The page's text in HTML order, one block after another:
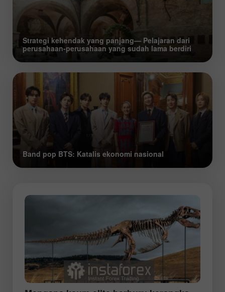
Strategi kehendak yang panjang— Pelajaran dari
perusahaan-perusahaan yang sudah lama berdiri
Band pop BTS: Katalis ekonomi nasional